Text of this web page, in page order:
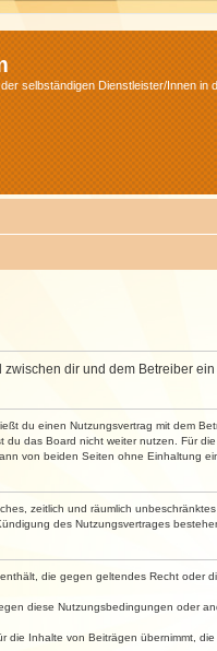
selbständigen Dienstleister/Innen in
zwischen dir und dem Betreiber
du einen Nutzungsvertrag mit dem
das Board nicht weiter nutzen. Für
von beiden Seiten ohne Einhaltung
zeitlich und räumlich
des Nutzungsvertrages
die gegen geltendes Recht
diese Nutzungsbedingungen oder
die Inhalte von Beiträgen übernimmt,